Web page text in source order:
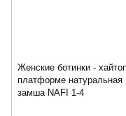
Женские ботинки -
платформе натуральная
замша NAFI 1-4